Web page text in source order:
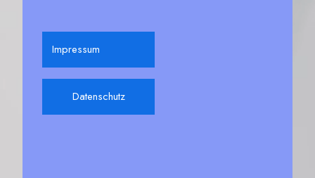
Impressum
Datenschutz